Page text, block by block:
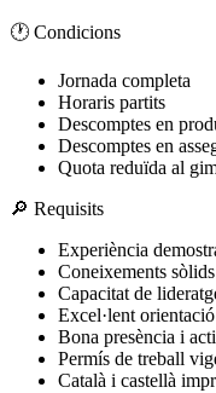
🕐 Condicions
Jornada completa
Horaris partits
Descomptes en
Descomptes en
Quota reduïda al
🔎 Requisits
Experiència
Coneixements
Capacitat de
Excel·lent
Bona presència i
Permís de treball
Català i castellà